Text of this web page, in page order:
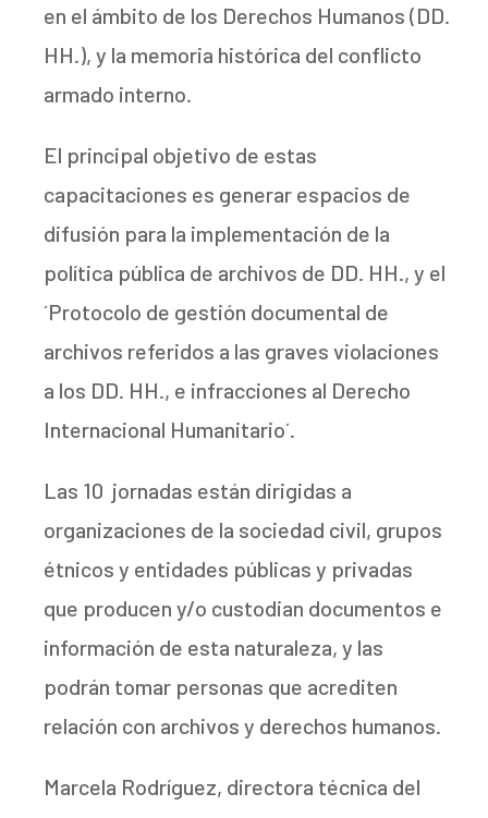
en el ámbito de los Derechos Humanos (DD.
HH.), y la memoria histórica del conflicto
armado interno.
El principal objetivo de estas
capacitaciones es generar espacios de
difusión para la implementación de la
política pública de archivos de DD. HH., y el
´Protocolo de gestión documental de
archivos referidos a las graves violaciones
a los DD. HH., e infracciones al Derecho
Internacional Humanitario´.
Las 10 jornadas están dirigidas a
organizaciones de la sociedad civil, grupos
étnicos y entidades públicas y privadas
que producen y/o custodian documentos e
información de esta naturaleza, y las
podrán tomar personas que acrediten
relación con archivos y derechos humanos.
Marcela Rodríguez, directora técnica del